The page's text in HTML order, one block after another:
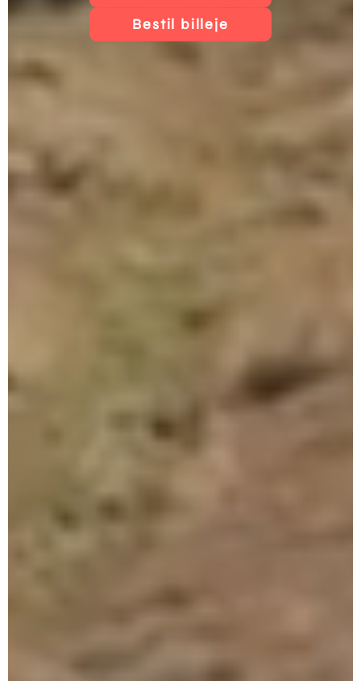
Bestil billeje